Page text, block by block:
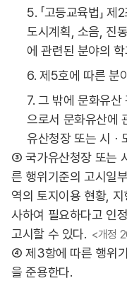
5. 「고등교육법」
도시계획, 소음, 진
에 관련된 분야의
6. 제5호에 따른 분
7. 그 밖에 문화유
으로서 문화유산에
유산청장 또는 시ㆍ
③ 국가유산청장 또는
른 행위기준의 고시일
역의 토지이용 현황,
사하여 필요하다고 인
고시할 수 있다. <개정
④ 제3항에 따른 행위
을 준용한다.